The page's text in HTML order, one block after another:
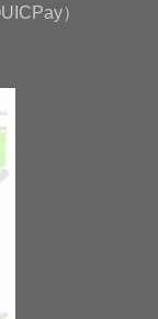
）